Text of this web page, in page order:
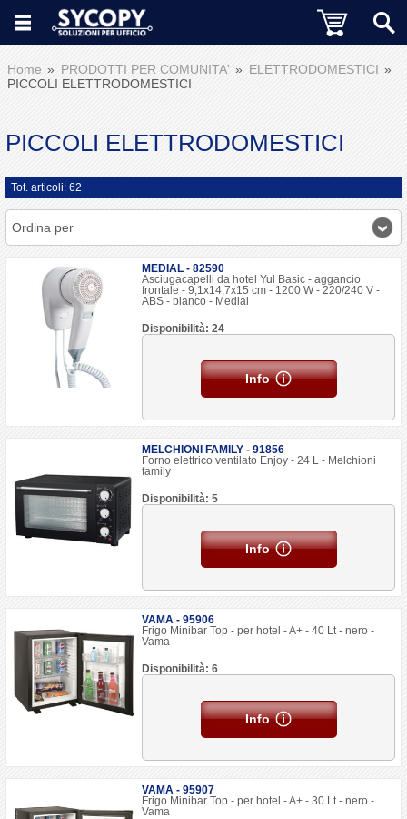
Home PRODOTTI PER COMUNITA'
ELETTRODOMESTICI
PICCOLI ELETTRODOMESTICI
PICCOLI ELETTRODOMESTICI
Tot. articoli: 62
Ordina per
MEDIAL - 82590
Asciugacapelli da hotel Yul Basic - aggancio
frontale - 9,1x14,7x15 cm - 1200 W - 220/240 V -
ABS - bianco - Medial
Disponibilità: 24
Info
MELCHIONI FAMILY - 91856
Forno elettrico ventilato Enjoy - 24 L - Melchioni
family
Disponibilità: 5
Info
VAMA - 95906
Frigo Minibar Top - per hotel - A+ - 40 Lt - nero -
Vama
Disponibilità: 6
Info
VAMA - 95907
Frigo Minibar Top - per hotel - A+ - 30 Lt - nero -
Vama